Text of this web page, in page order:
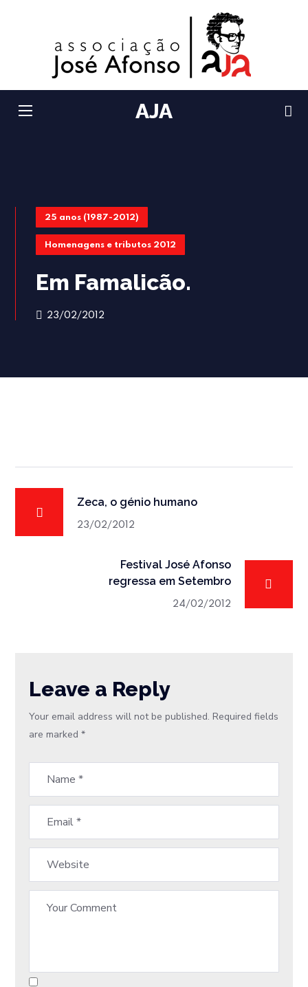
AJA
25 anos (1987-2012)
Homenagens e tributos 2012
Em Famalicão.
23/02/2012
Zeca, o génio humano
23/02/2012
Festival José Afonso
regressa em Setembro
24/02/2012
Leave a Reply
Your email address will not be published. Required fields
are marked*